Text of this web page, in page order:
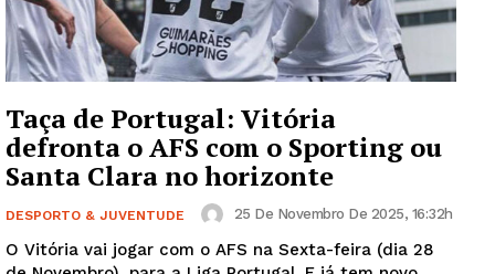
SUBSCREVA JÁ!
Institucional
Artigos
Edição Digital
Taça de Portugal: Vitória
defronta o AFS com o Sporting ou
Santa Clara no horizonte
DESPORTO & JUVENTUDE 25 De Novembro De 2025, 16:32h
O Vitória vai jogar com o AFS na Sexta-feira (dia 28